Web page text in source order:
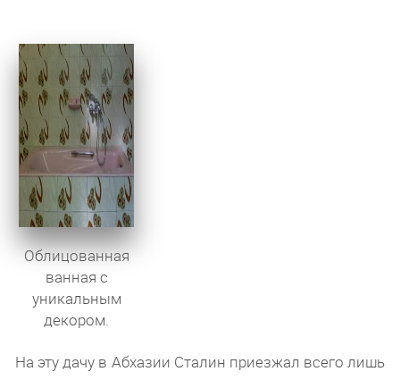
Облицованная
ванная с
уникальным
декором.
На эту дачу в Абхазии Сталин приезжал всего лишь